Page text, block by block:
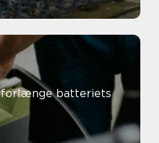
forlænge batteriets